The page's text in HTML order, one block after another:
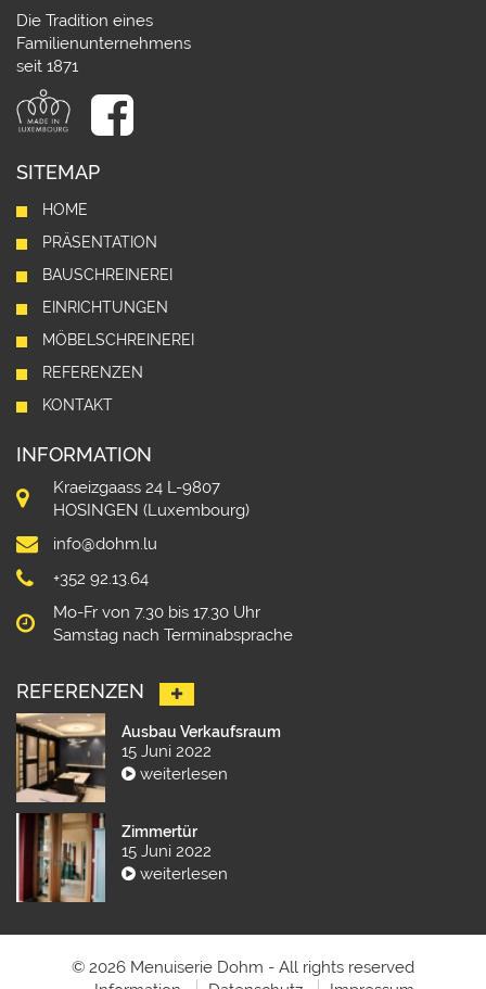
Die Tradition eines
Familienunternehmens
seit 1871
SITEMAP
HOME
PRÄSENTATION
BAUSCHREINEREI
EINRICHTUNGEN
MÖBELSCHREINEREI
REFERENZEN
KONTAKT
INFORMATION
Kraeizgaass 24 L-9807
HOSINGEN (Luxembourg)
info@dohm.lu
+352 92.13.64
Mo-Fr von 7.30 bis 17.30 Uhr
Samstag nach Terminabsprache
REFERENZEN
Ausbau Verkaufsraum
15 Juni 2022
weiterlesen
Zimmertür
15 Juni 2022
weiterlesen
© 2026 Menuiserie Dohm - All rights reserved